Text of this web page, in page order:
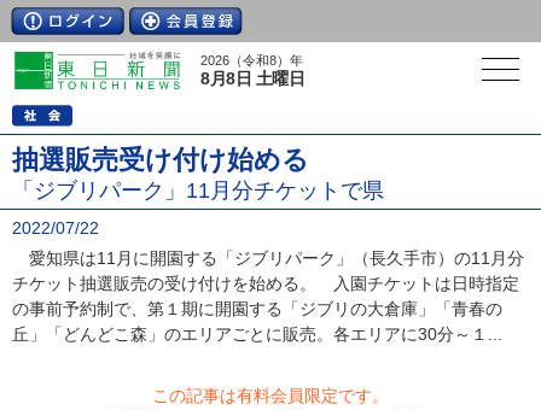
2026（令和8）年
8月8日 土曜日
抽選販売受け付け始める
「ジブリパーク」11月分チケットで県
2022/07/22
愛知県は11月に開園する「ジブリパーク」（長久手市）の11月分
チケット抽選販売の受け付けを始める。 入園チケットは日時指定
の事前予約制で、第１期に開園する「ジブリの大倉庫」「青春の
丘」「どんどこ森」のエリアごとに販売。各エリアに30分～１...
この記事は有料会員限定です。